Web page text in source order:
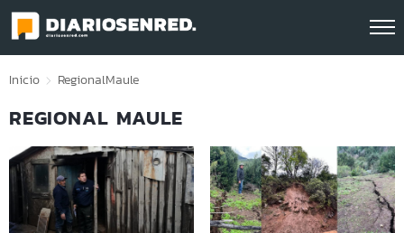
Click acá para ir directamente al contenido
Inicio RegionalMaule
REGIONAL MAULE